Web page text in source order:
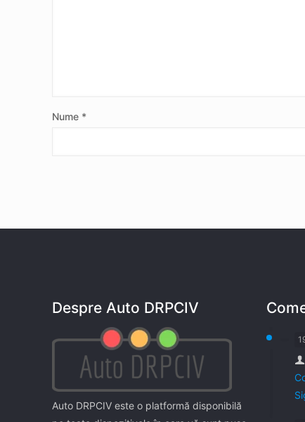
Nume *
Despre Auto DRPCIV
Auto DRPCIV este o platformă disponibilă